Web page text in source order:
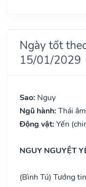
Ngày tốt
15/01/2029
Sao: Nguy
Ngũ hành: Thái âm
Động vật: Yến
NGUY NGUYỆT
(Bình Tú) Tướng